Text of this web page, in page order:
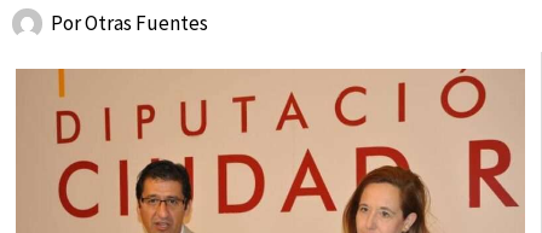
PorOtras Fuentes